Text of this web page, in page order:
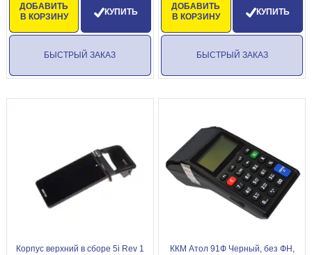
ДОБАВИТЬ
В КОРЗИНУ
КУПИТЬ
БЫСТРЫЙ ЗАКАЗ
ДОБАВИТЬ
В КОРЗИНУ
КУПИТЬ
БЫСТРЫЙ ЗАКАЗ
Корпус верхний в сборе 5i Rev 1
ККМ Атол 91Ф Черный, без ФН,